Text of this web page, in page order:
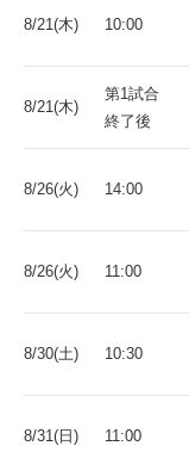
8/21(木) 10:00
8/21(木)
第1試合
終了後
8/26(火) 14:00
8/26(火) 11:00
8/30(土) 10:30
8/31(日) 11:00